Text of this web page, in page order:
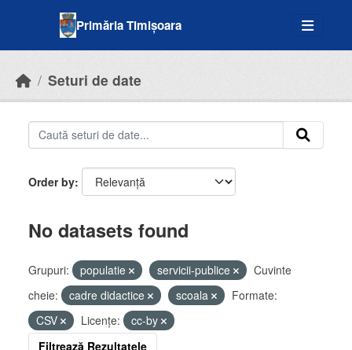
Primăria Timișoara
Seturi de date
Order by
No datasets found
Grupuri: populatie servicii-publice
Cuvinte
cheie:
cadre didactice scoala
Formate:
CSV
Licenţe:
cc-by
Filtrează Rezultatele